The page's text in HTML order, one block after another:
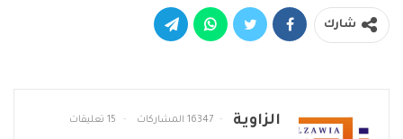
شارك
الزاوية 16347 المشاركات 15 تعليقات